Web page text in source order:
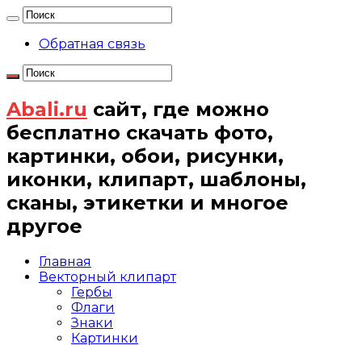
Обратная связь
Abali.ru сайт, где можно
бесплатно скачать фото,
картинки, обои, рисунки,
иконки, клипарт, шаблоны,
сканы, этикетки и многое
другое
Главная
Векторный клипарт
Гербы
Флаги
Знаки
Картинки